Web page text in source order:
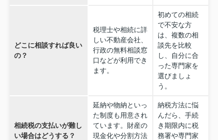
どこに相談すれば良い
の？
税理士や相続に詳
しい不動産会社、
行政の無料相談窓
口などが利用でき
ます。
初めての相続
で不安な方
は、複数の相
談先を比較
し、自分に合
った専門家を
選びましょ
う。
相続税の支払いが難し
い場合はどうする？
延納や物納といっ
た制度も用意され
ています。財産の
現金化や分割方法
納税方法に悩
んだら、手続
き期限内に税
務署や専門家